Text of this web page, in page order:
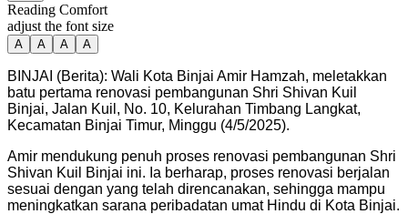
Reading Comfort
adjust the font size
A A A A
BINJAI (Berita): Wali Kota Binjai Amir Hamzah, meletakkan
batu pertama renovasi pembangunan Shri Shivan Kuil
Binjai, Jalan Kuil, No. 10, Kelurahan Timbang Langkat,
Kecamatan Binjai Timur, Minggu (4/5/2025).
Amir mendukung penuh proses renovasi pembangunan Shri
Shivan Kuil Binjai ini. Ia berharap, proses renovasi berjalan
sesuai dengan yang telah direncanakan, sehingga mampu
meningkatkan sarana peribadatan umat Hindu di Kota Binjai.